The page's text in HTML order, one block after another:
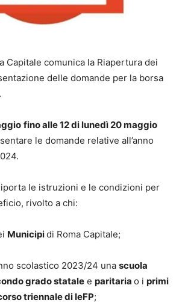
Capitale comunica la Riapertura dei
delle domande per la borsa
.
fino alle 12 di lunedì 20 maggio
le domande relative all’anno
le istruzioni e le condizioni per
rivolto a chi:
Municipidi Roma Capitale;
scolastico 2023/24 una scuola
grado statale e paritaria o i primi
triennale di IeFP;